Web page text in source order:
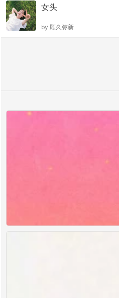
女头
by 顾久弥新